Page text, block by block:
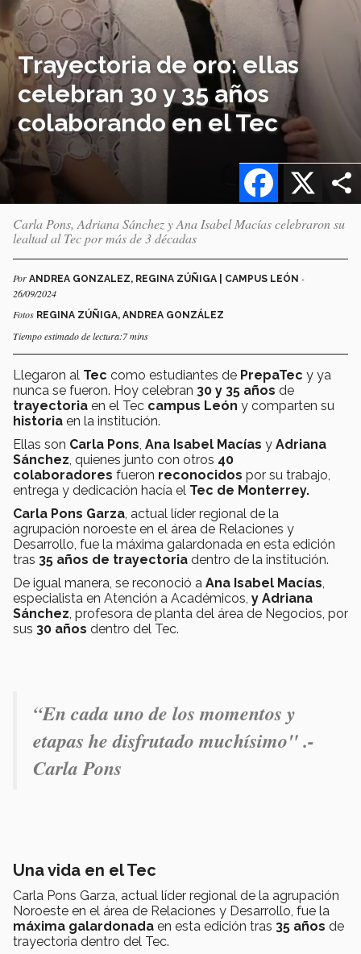
Trayectoria de oro: ellas
celebran 30 y 35 años
colaborando en el Tec
X
Facebook
Carla Pons, Adriana Sánchez y Ana Isabel Macías celebraron su
lealtad al Tec por más de 3 décadas
Por ANDREA GONZALEZ, REGINA ZÚÑIGA | CAMPUS LEÓN -
26/09/2024
Fotos REGINA ZÚÑIGA, ANDREA GONZÁLEZ
Tiempo estimado de lectura:7 mins
Llegaron al Tec como estudiantes de PrepaTec y ya
nunca se fueron. Hoy celebran 30 y 35 años de
trayectoria en el Tec campus León y comparten su
historia en la institución.
Ellas son Carla Pons Ana Isabel Macías y Adriana
Sánchez , quienes junto con otros 40
colaboradores fueron reconocidos por su trabajo,
entrega y dedicación hacía el Tec de Monterrey.
Carla Pons Garza , actual líder regional de la
agrupación noroeste en el área de Relaciones y
Desarrollo, fue la máxima galardonada en esta edición
tras 35 años de trayectoria dentro de la institución.
De igual manera, se reconoció a Ana Isabel Macías
especialista en Atención a Académicos, y Adriana
Sánchez , profesora de planta del área de Negocios, por
sus 30 años dentro del Tec.
“En cada uno de los momentos y
etapas he disfrutado muchísimo" .-
Carla Pons
Una vida en el Tec
Carla Pons Garza, actual líder regional de la agrupación
Noroeste en el área de Relaciones y Desarrollo, fue la
máxima galardonada en esta edición tras 35 años de
trayectoria dentro del Tec.